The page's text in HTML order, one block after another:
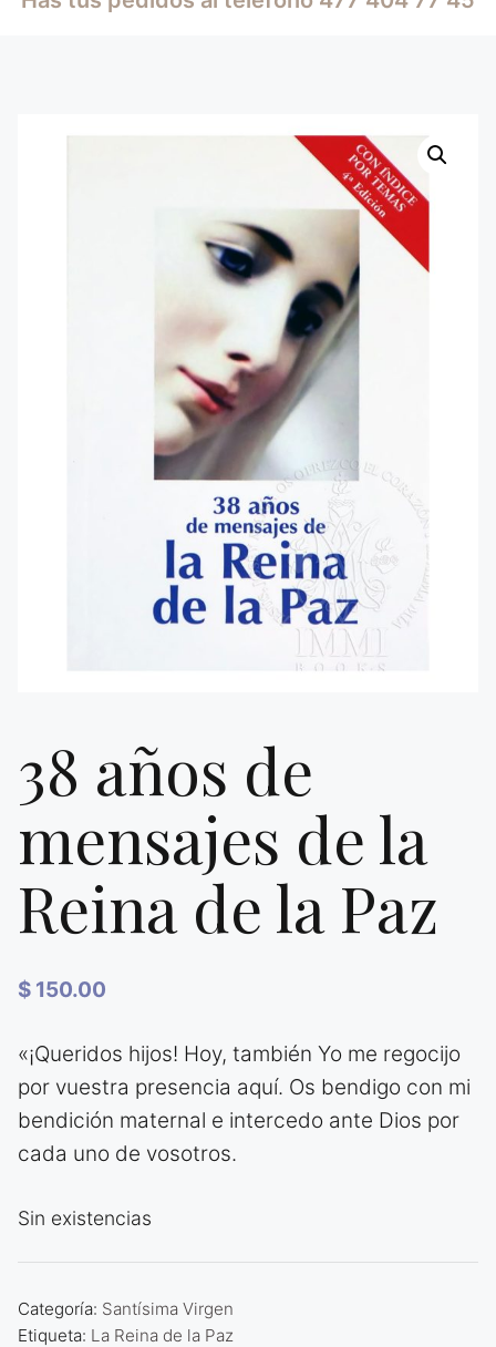
38 años de
mensajes de la
Reina de la Paz
$ 150.00
«¡Queridos hijos! Hoy, también Yo me regocijo
por vuestra presencia aquí. Os bendigo con mi
bendición maternal e intercedo ante Dios por
cada uno de vosotros.
Sin existencias
Categoría: Santísima Virgen
Etiqueta: La Reina de la Paz